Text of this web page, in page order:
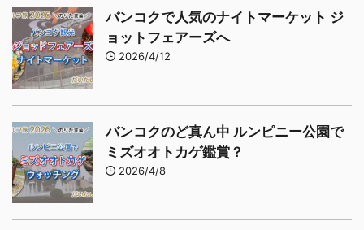
バンコクで人気のナイトマーケット ジ
ョットフェアーズへ
2026/4/12
バンコクのど真ん中 ルンピニー公園で
ミズオオトカゲ鑑賞？
2026/4/8